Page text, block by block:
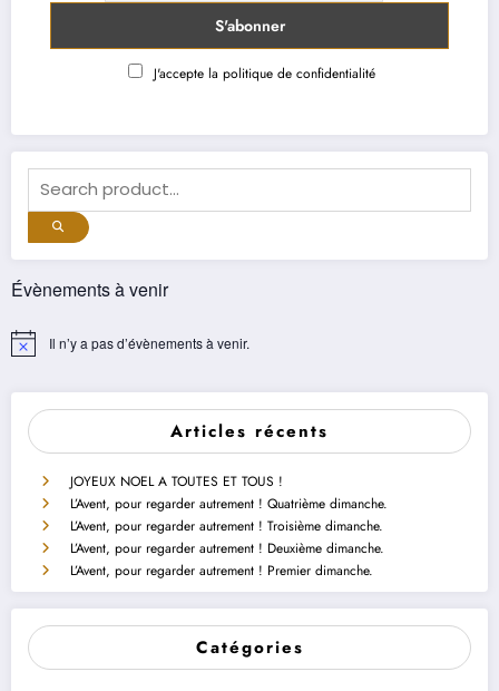
J'accepte la politique de confidentialité
Évènements à venir
Notice Il n’y a pas d’évènements à venir.
Articles récents
JOYEUX NOEL A TOUTES ET TOUS !
L’Avent, pour regarder autrement ! Quatrième dimanche.
L’Avent, pour regarder autrement ! Troisième dimanche.
L’Avent, pour regarder autrement ! Deuxième dimanche.
L’Avent, pour regarder autrement ! Premier dimanche.
Catégories